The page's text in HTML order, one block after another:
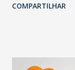
COMPARTILHAR